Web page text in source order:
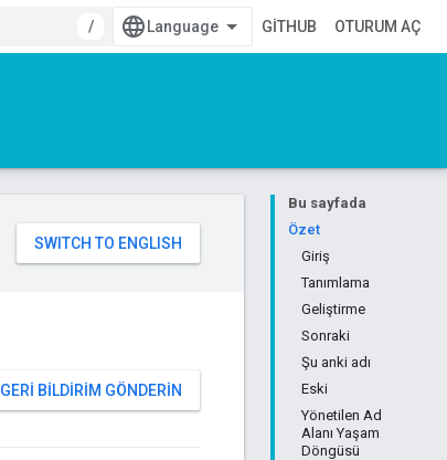
/
GITHUB OTURUM AÇ
Bu sayfada
Özet
Giriş
Tanımlama
Geliştirme
Sonraki
Şu anki adı
Eski
Yönetilen Ad
Alanı Yaşam
Döngüsü
GERI BILDIRIM GÖNDERIN